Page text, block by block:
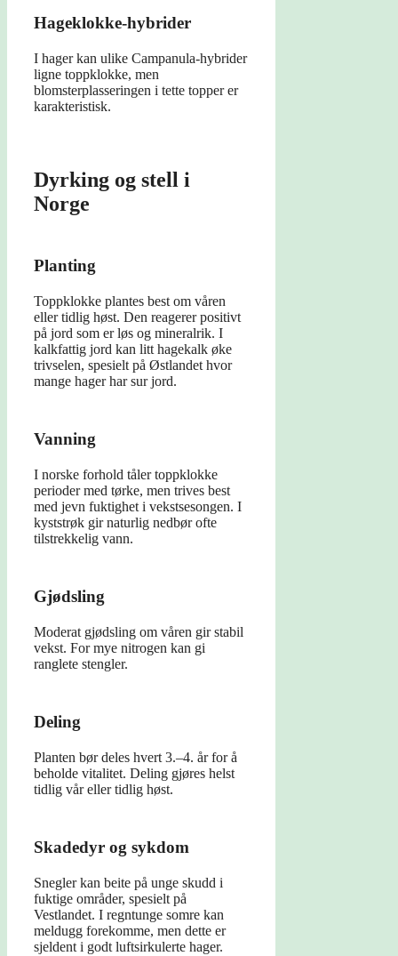
Hageklokke-hybrider
I hager kan ulike Campanula-hybrider
ligne toppklokke, men
blomsterplasseringen i tette topper er
karakteristisk.
Dyrking og stell i
Norge
Planting
Toppklokke plantes best om våren
eller tidlig høst. Den reagerer positivt
på jord som er løs og mineralrik. I
kalkfattig jord kan litt hagekalk øke
trivselen, spesielt på Østlandet hvor
mange hager har sur jord.
Vanning
I norske forhold tåler toppklokke
perioder med tørke, men trives best
med jevn fuktighet i vekstsesongen. I
kyststrøk gir naturlig nedbør ofte
tilstrekkelig vann.
Gjødsling
Moderat gjødsling om våren gir stabil
vekst. For mye nitrogen kan gi
ranglete stengler.
Deling
Planten bør deles hvert 3.–4. år for å
beholde vitalitet. Deling gjøres helst
tidlig vår eller tidlig høst.
Skadedyr og sykdom
Snegler kan beite på unge skudd i
fuktige områder, spesielt på
Vestlandet. I regntunge somre kan
meldugg forekomme, men dette er
sjeldent i godt luftsirkulerte hager.